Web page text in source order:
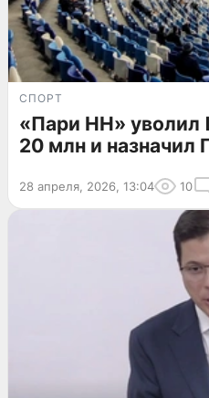
СПОРТ
«Пари НН» уволил
20 млн и назначил
28 апреля, 2026, 13:04 10